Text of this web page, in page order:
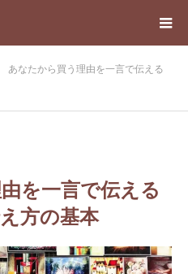
あなたから買う理由を一言で伝える
を一言で伝える
方の基本